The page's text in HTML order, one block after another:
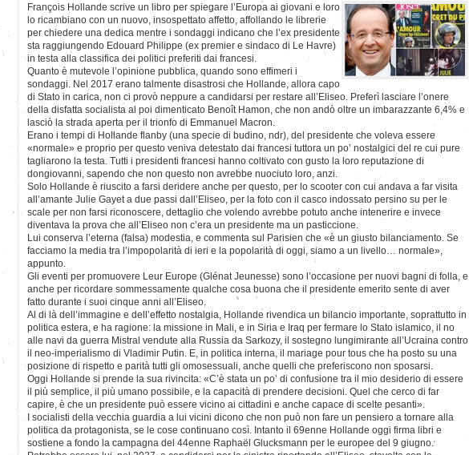
François Hollande scrive un libro per spiegare l’Europa ai giovani e loro
lo ricambiano con un nuovo, insospettato affetto, affollando le librerie
per chiedere una dedica mentre i sondaggi indicano che l’ex presidente
sta raggiungendo Edouard Philippe (ex premier e sindaco di Le Havre)
in testa alla classifica dei politici preferiti dai francesi.
Quanto è mutevole l’opinione pubblica, quando sono effimeri i
sondaggi. Nel 2017 erano talmente disastrosi che Hollande, allora capo
di Stato in carica, non ci provò neppure a candidarsi per restare all’Eliseo. Preferì lasciare l’onere
della disfatta socialista al poi dimenticato Benoît Hamon, che non andò oltre un imbarazzante 6,4% e
lasciò la strada aperta per il trionfo di Emmanuel Macron.
Erano i tempi di Hollande flanby (una specie di budino, ndr), del presidente che voleva essere
«normale» e proprio per questo veniva detestato dai francesi tuttora un po’ nostalgici del re cui pure
tagliarono la testa. Tutti i presidenti francesi hanno coltivato con gusto la loro reputazione di
dongiovanni, sapendo che non questo non avrebbe nuociuto loro, anzi.
Solo Hollande è riuscito a farsi deridere anche per questo, per lo scooter con cui andava a far visita
all’amante Julie Gayet a due passi dall’Eliseo, per la foto con il casco indossato persino su per le
scale per non farsi riconoscere, dettaglio che volendo avrebbe potuto anche intenerire e invece
diventava la prova che all’Eliseo non c’era un presidente ma un pasticcione.
Lui conserva l’eterna (falsa) modestia, e commenta sul Parisien che «è un giusto bilanciamento. Se
facciamo la media tra l’impopolarità di ieri e la popolarità di oggi, siamo a un livello… normale»,
appunto.
Gli eventi per promuovere Leur Europe (Glénat Jeunesse) sono l’occasione per nuovi bagni di folla, e
anche per ricordare sommessamente qualche cosa buona che il presidente emerito sente di aver
fatto durante i suoi cinque anni all’Eliseo.
Al di là dell’immagine e dell’effetto nostalgia, Hollande rivendica un bilancio importante, soprattutto in
politica estera, e ha ragione: la missione in Mali, e in Siria e Iraq per fermare lo Stato islamico, il no
alle navi da guerra Mistral vendute alla Russia da Sarkozy, il sostegno lungimirante all’Ucraina contro
il neo-imperialismo di Vladimir Putin. E, in politica interna, il mariage pour tous che ha posto su una
posizione di rispetto e parità tutti gli omosessuali, anche quelli che preferiscono non sposarsi.
Oggi Hollande si prende la sua rivincita: «C’è stata un po’ di confusione tra il mio desiderio di essere
il più semplice, il più umano possibile, e la capacità di prendere decisioni. Quel che cerco di far
capire, è che un presidente può essere vicino ai cittadini e anche capace di scelte pesanti».
I socialisti della vecchia guardia a lui vicini dicono che non può non fare un pensiero a tornare alla
politica da protagonista, se le cose continuano così. Intanto il 69enne Hollande oggi firma libri e
sostiene a fondo la campagna del 44enne Raphaël Glucksmann per le europee del 9 giugno.